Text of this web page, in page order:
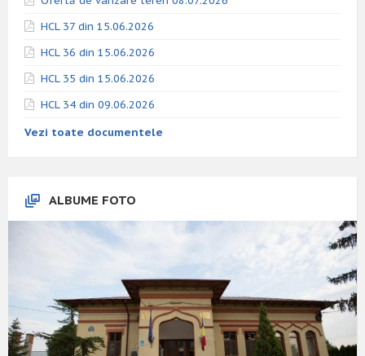
HCL 37 din 15.06.2026
HCL 36 din 15.06.2026
HCL 35 din 15.06.2026
HCL 34 din 09.06.2026
Vezi toate documentele
ALBUME FOTO